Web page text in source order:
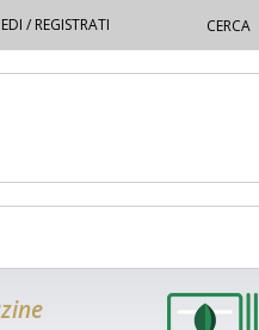
/ REGISTRATI